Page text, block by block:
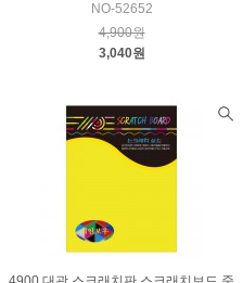
NO-52652
4,900원
3,040원